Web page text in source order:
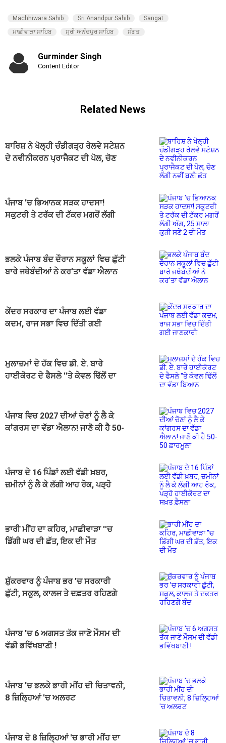
Machhiwara Sahib Sri Anandpur Sahib
Sangat
ਮਾਛੀਵਾੜਾ ਸਾਹਿਬ
ਸ੍ਰੀ ਅਨੰਦਪੁਰ ਸਾਹਿਬ ਸੰਗਤ
Gurminder Singh
Content Editor
Related News
ਬਾਰਿਸ਼ ਨੇ ਖੋਲ੍ਹੀ ਚੰਡੀਗੜ੍ਹ ਰੇਲਵੇ ਸਟੇਸ਼ਨ
ਦੇ ਨਵੀਨੀਕਰਨ ਪ੍ਰਾਜੈਕਟ ਦੀ ਪੋਲ, ਚੋਣ
ਪੰਜਾਬ 'ਚ ਭਿਆਨਕ ਸੜਕ ਹਾਦਸਾ!
ਸਕੂਟਰੀ ਤੇ ਟਰੱਕ ਦੀ ਟੱਕਰ ਮਗਰੋਂ ਲੱਗੀ
ਭਲਕੇ ਪੰਜਾਬ ਬੰਦ ਦੌਰਾਨ ਸਕੂਲਾਂ ਵਿਚ ਛੁੱਟੀ
ਬਾਰੇ ਜਥੇਬੰਦੀਆਂ ਨੇ ਕਰ'ਤਾ ਵੱਡਾ ਐਲਾਨ
ਕੇਂਦਰ ਸਰਕਾਰ ਦਾ ਪੰਜਾਬ ਲਈ ਵੱਡਾ
ਕਦਮ, ਰਾਜ ਸਭਾ ਵਿਚ ਦਿੱਤੀ ਗਈ
ਮੁਲਾਜ਼ਮਾਂ ਦੇ ਹੱਕ ਵਿਚ ਡੀ. ਏ. ਬਾਰੇ
ਹਾਈਕੋਰਟ ਦੇ ਫੈਸਲੇ ''ਤੇ ਕੇਵਲ ਢਿੱਲੋਂ ਦਾ
ਪੰਜਾਬ ਵਿਚ 2027 ਦੀਆਂ ਚੋਣਾਂ ਨੂੰ ਲੈ ਕੇ
ਕਾਂਗਰਸ ਦਾ ਵੱਡਾ ਐਲਾਨ! ਜਾਣੋ ਕੀ ਹੈ 50-
ਪੰਜਾਬ ਦੇ 16 ਪਿੰਡਾਂ ਲਈ ਵੱਡੀ ਖ਼ਬਰ,
ਜ਼ਮੀਨਾਂ ਨੂੰ ਲੈ ਕੇ ਲੱਗੀ ਆਹ ਰੋਕ, ਪੜ੍ਹੋ
ਭਾਰੀ ਮੀਂਹ ਦਾ ਕਹਿਰ, ਮਾਛੀਵਾੜਾ ''ਚ
ਡਿੱਗੀ ਘਰ ਦੀ ਛੱਤ, ਇਕ ਦੀ ਮੌਤ
ਸ਼ੁੱਕਰਵਾਰ ਨੂੰ ਪੰਜਾਬ ਭਰ ’ਚ ਸਰਕਾਰੀ
ਛੁੱਟੀ, ਸਕੂਲ, ਕਾਲਜ ਤੇ ਦਫ਼ਤਰ ਰਹਿਣਗੇ
ਪੰਜਾਬ 'ਚ 6 ਅਗਸਤ ਤੱਕ ਜਾਣੋ ਮੌਸਮ ਦੀ
ਵੱਡੀ ਭਵਿੱਖਬਾਣੀ !
ਪੰਜਾਬ 'ਚ ਭਲਕੇ ਭਾਰੀ ਮੀਂਹ ਦੀ ਚਿਤਾਵਨੀ,
8 ਜ਼ਿਲ੍ਹਿਆਂ 'ਚ ਅਲਰਟ
ਪੰਜਾਬ ਦੇ 8 ਜ਼ਿਲ੍ਹਿਆਂ 'ਚ ਭਾਰੀ ਮੀਂਹ ਦਾ